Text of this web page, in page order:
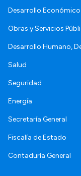
Desarrollo
Obras y Servicios
Desarrollo Humano,
Salud
Seguridad
Energía
Secretaría General
Fiscalía de Estado
Contaduría General